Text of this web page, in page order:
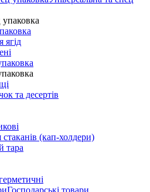
упаковка
ягід
та десертів
(кап-холдери)
тара
Господарські товари